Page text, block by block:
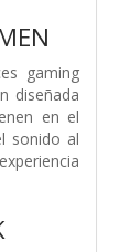
gaming
diseñada
en el
sonido al